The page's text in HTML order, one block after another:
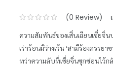
(0 Review)
ความสัมพันธ์ของเสิ่นเฉียนเซี่ยจิ่
เร่าร้อนมิว่างเว้น ‘สามีร้องภรรยา
ทว่าความลับที่เซี่ยจิ่นซุกซ่อนไว้ก